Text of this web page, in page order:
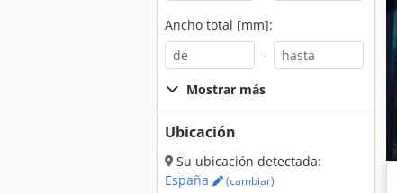
Ancho total [mm]:
-
Mostrar más
Ubicación
Su ubicación detectada:
España
(cambiar)